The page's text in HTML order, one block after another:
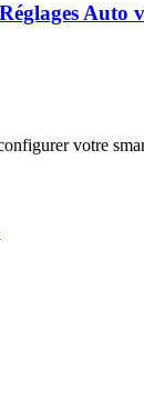
Auto
votre